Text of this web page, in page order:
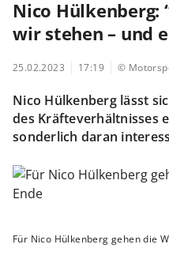
Nico Hülkenberg:
wir stehen – und
25.02.2023 17:19 ©
Nico Hülkenberg lässt
des Kräfteverhältnisses
sonderlich daran
Für Nico Hülkenberg gehen die